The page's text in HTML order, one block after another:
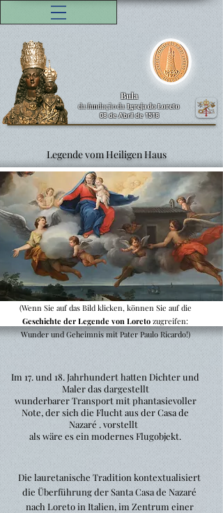
Bula
da fundação da Igreja do Loreto
08 de Abril de 1518
Im 17. und 18. Jahrhundert hatten Dichter und
Maler das dargestellt
wunderbarer Transport mit phantasievoller
Note, der sich die Flucht aus der Casa de
Nazaré . vorstellt
als wäre es ein modernes Flugobjekt.
Die lauretanische Tradition kontextualisiert
die Überführung der Santa Casa de Nazaré
nach Loreto in Italien, im Zentrum einer
(Wenn Sie auf das Bild klicken, können Sie auf die
Geschichte der Legende von Loreto zugreifen:
Wunder und Geheimnis mit Pater Paulo Ricardo!)
Legende vom Heiligen Haus